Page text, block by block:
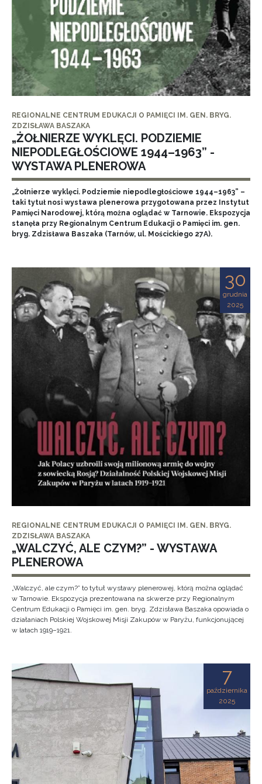
REGIONALNE CENTRUM EDUKACJI O PAMIĘCI IM. GEN. BRYG.
ZDZISŁAWA BASZAKA
„ŻOŁNIERZE WYKLĘCI. PODZIEMIE
NIEPODLEGŁOŚCIOWE 1944–1963” -
WYSTAWA PLENEROWA
„Żołnierze wyklęci. Podziemie niepodległościowe 1944–1963” –
taki tytuł nosi wystawa plenerowa przygotowana przez Instytut
Pamięci Narodowej, którą można oglądać w Tarnowie. Ekspozycja
stanęła przy Regionalnym Centrum Edukacji o Pamięci im. gen.
bryg. Zdzisława Baszaka (Tarnów, ul. Mościckiego 27A).
30
grudnia
2025
REGIONALNE CENTRUM EDUKACJI O PAMIĘCI IM. GEN. BRYG.
ZDZISŁAWA BASZAKA
„WALCZYĆ, ALE CZYM?” - WYSTAWA
PLENEROWA
„Walczyć, ale czym?” to tytuł wystawy plenerowej, którą można oglądać
w Tarnowie. Ekspozycja prezentowana na skwerze przy Regionalnym
Centrum Edukacji o Pamięci im. gen. bryg. Zdzisława Baszaka opowiada o
działaniach Polskiej Wojskowej Misji Zakupów w Paryżu, funkcjonującej
w latach 1919–1921.
7
października
2025